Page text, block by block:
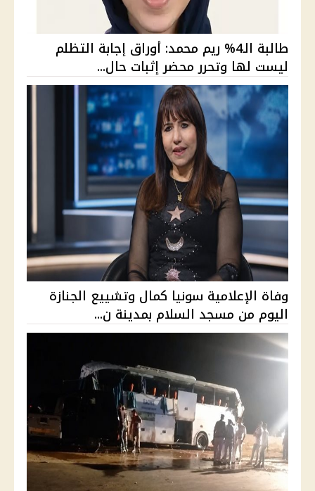
طالبة الـ4% ريم محمد: أوراق إجابة التظلم
ليست لها وتحرر محضر إثبات حال...
وفاة الإعلامية سونيا كمال وتشييع الجنازة
اليوم من مسجد السلام بمدينة ن...